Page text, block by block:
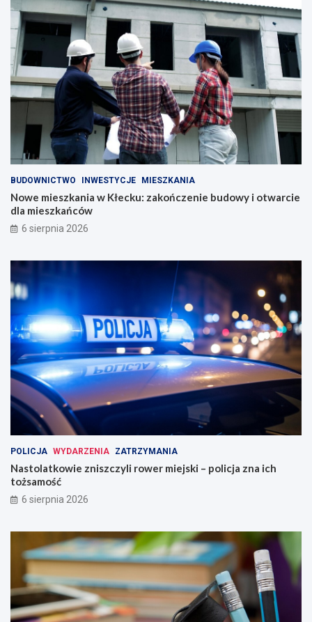
BUDOWNICTWO INWESTYCJE MIESZKANIA
Nowe mieszkania w Kłecku: zakończenie budowy i otwarcie
dla mieszkańców
6 sierpnia 2026
POLICJA WYDARZENIA ZATRZYMANIA
Nastolatkowie zniszczyli rower miejski – policja zna ich
tożsamość
6 sierpnia 2026